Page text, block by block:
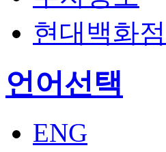
현대백화
언어선택기
ENG